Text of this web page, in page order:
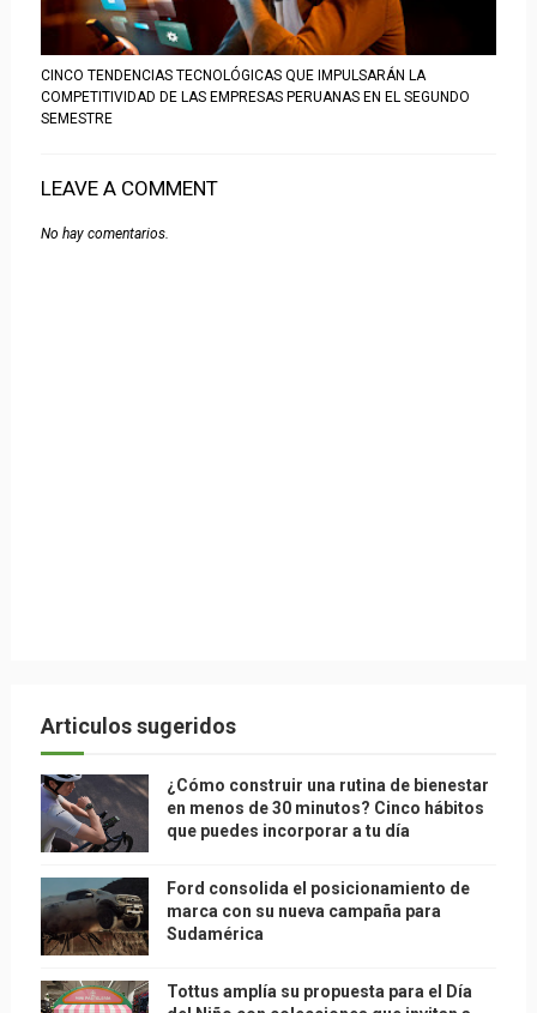
CINCO TENDENCIAS TECNOLÓGICAS QUE IMPULSARÁN LA
COMPETITIVIDAD DE LAS EMPRESAS PERUANAS EN EL SEGUNDO
SEMESTRE
LEAVE A COMMENT
No hay comentarios.
Articulos sugeridos
¿Cómo construir una rutina de bienestar
en menos de 30 minutos? Cinco hábitos
que puedes incorporar a tu día
Ford consolida el posicionamiento de
marca con su nueva campaña para
Sudamérica
Tottus amplía su propuesta para el Día